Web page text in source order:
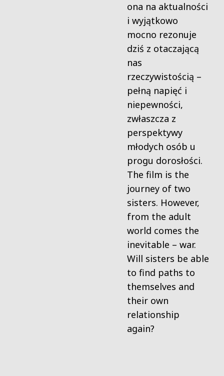
ona na aktualności
i wyjątkowo
mocno rezonuje
dziś z otaczającą
nas
rzeczywistością –
pełną napięć i
niepewności,
zwłaszcza z
perspektywy
młodych osób u
progu dorosłości.
The film is the
journey of two
sisters. However,
from the adult
world comes the
inevitable – war.
Will sisters be able
to find paths to
themselves and
their own
relationship
again?